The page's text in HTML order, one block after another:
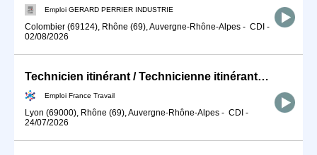
Emploi GERARD PERRIER INDUSTRIE
Colombier (69124), Rhône (69), Auvergne-Rhône-Alpes - CDI -
02/08/2026
Technicien itinérant / Technicienne itinérante de maintenance Ser (H/F)
Emploi France Travail
Lyon (69000), Rhône (69), Auvergne-Rhône-Alpes - CDI -
24/07/2026